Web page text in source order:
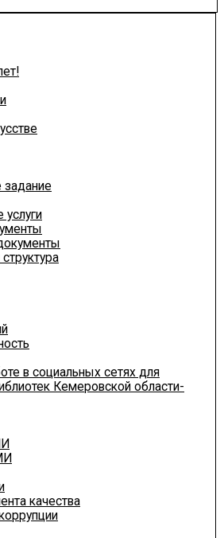
задание
услуги
в социальных сетях для
Кемеровской области-
качества